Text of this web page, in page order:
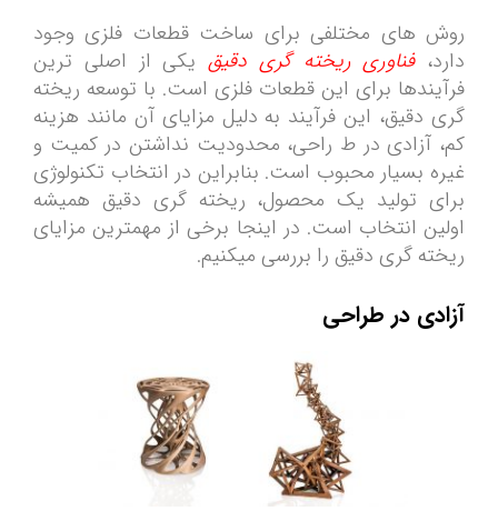
روش­ های مختلفی برای ساخت قطعات فلزی وجود
دارد،فناوری ریخته­ گری دقیق یکی از اصلی ­ترین
فرآیندها برای این قطعات فلزی است. با توسعه ریخته
گری دقیق، این فرآیند به دلیل مزایای آن مانند هزینه
کم، آزادی در ط راحی، محدودیت نداشتن در کمیت و
غیره بسیار محبوب است. بنابراین در انتخاب تکنولوژی
برای تولید یک محصول، ریخته ­گری دقیق همیشه
اولین انتخاب است. در اینجا برخی از مهم­ترین مزایای
ریخته ­گری دقیق را بررسی می­کنیم.
آزادی در طراحی